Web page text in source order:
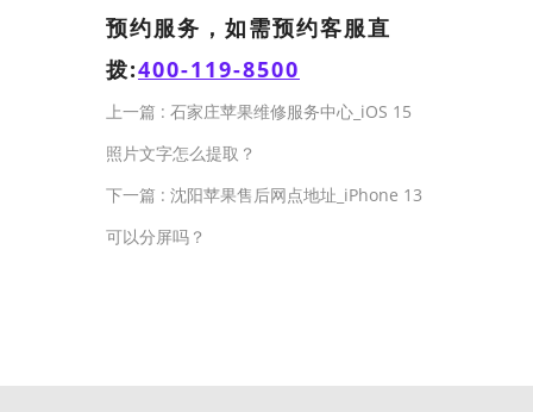
预约服务，如需预约客服直
拨:400-119-8500
上一篇 : 石家庄苹果维修服务中心_iOS 15
照片文字怎么提取？
下一篇 : 沈阳苹果售后网点地址_iPhone 13
可以分屏吗？